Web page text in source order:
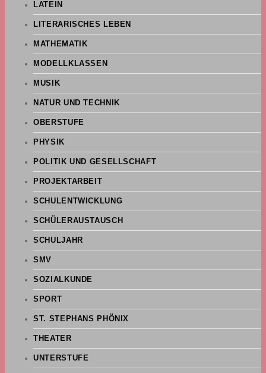
LATEIN
LITERARISCHES LEBEN
MATHEMATIK
MODELLKLASSEN
MUSIK
NATUR UND TECHNIK
OBERSTUFE
PHYSIK
POLITIK UND GESELLSCHAFT
PROJEKTARBEIT
SCHULENTWICKLUNG
SCHÜLERAUSTAUSCH
SCHULJAHR
SMV
SOZIALKUNDE
SPORT
ST. STEPHANS PHÖNIX
THEATER
UNTERSTUFE